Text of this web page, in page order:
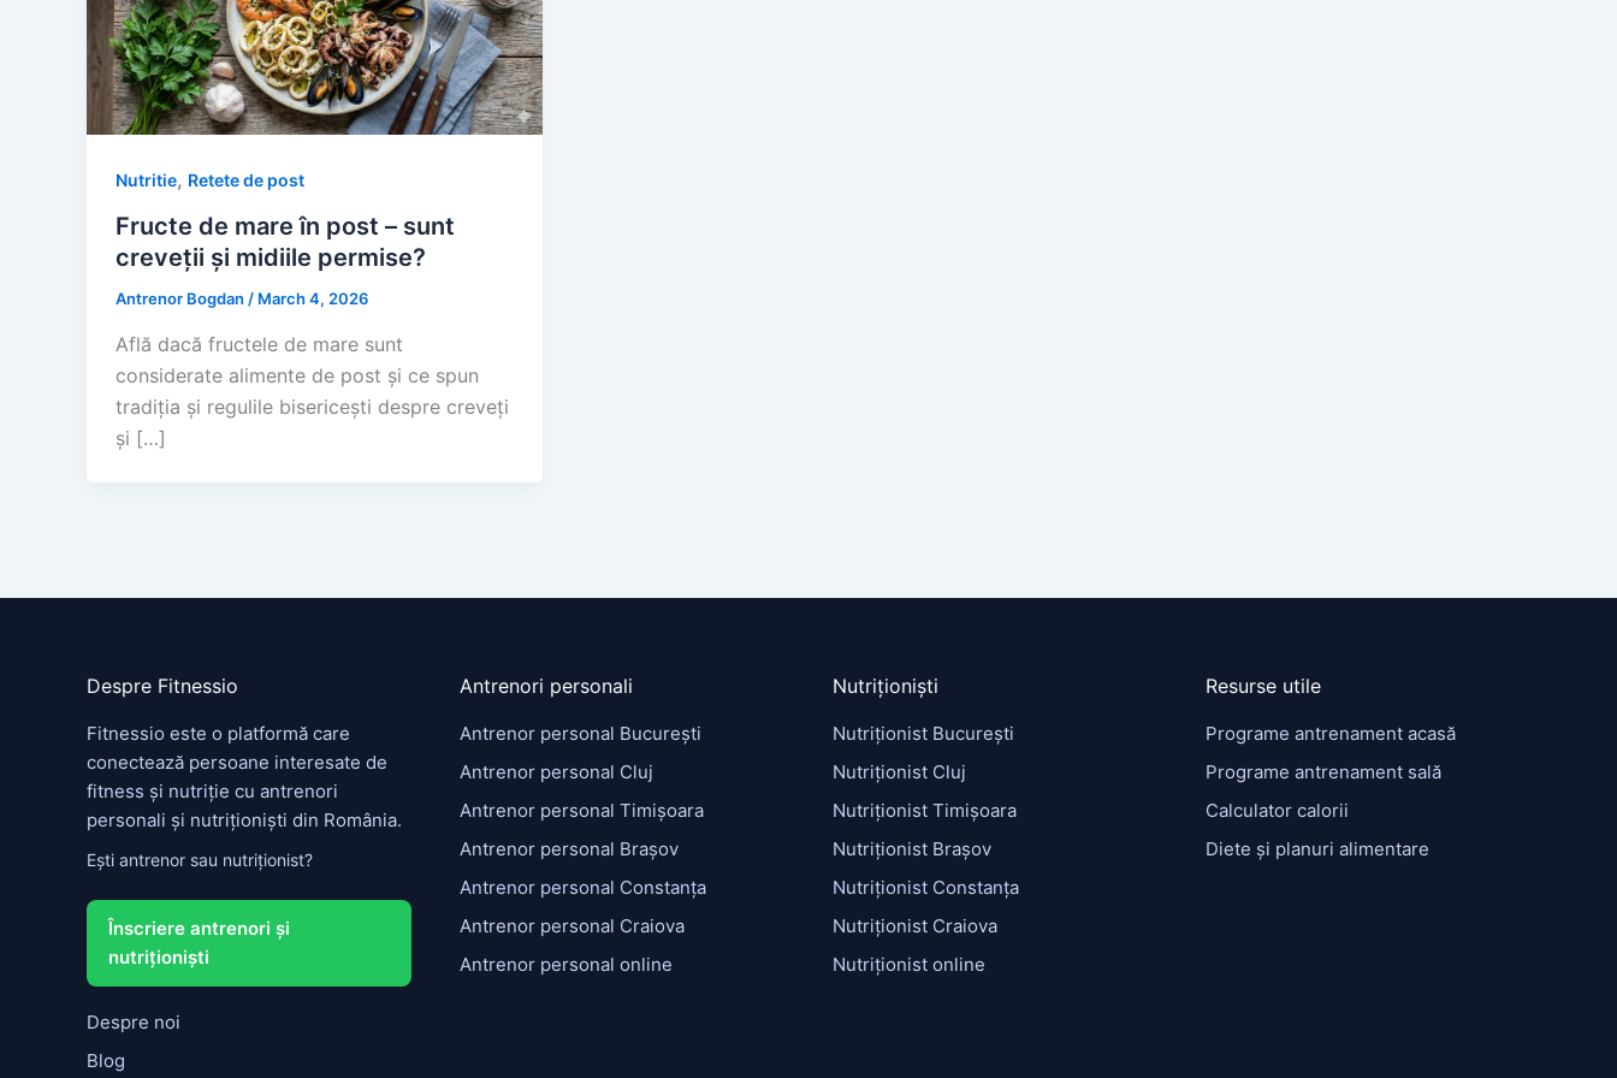
Nutritie, Retete de post
Fructe de mare în post – sunt
creveții și midiile permise?
Antrenor Bogdan / March 4, 2026
Află dacă fructele de mare sunt
considerate alimente de post și ce spun
tradiția și regulile bisericești despre creveți
și […]
Despre Fitnessio
Fitnessio este o platformă care
conectează persoane interesate de
fitness și nutriție cu antrenori
personali și nutriționiști din România.
Ești antrenor sau nutriționist?
Înscriere antrenori și
nutriționiști
Despre noi
Blog
Antrenori personali
Antrenor personal București
Antrenor personal Cluj
Antrenor personal Timișoara
Antrenor personal Brașov
Antrenor personal Constanța
Antrenor personal Craiova
Antrenor personal online
Nutriționiști
Nutriționist București
Nutriționist Cluj
Nutriționist Timișoara
Nutriționist Brașov
Nutriționist Constanța
Nutriționist Craiova
Nutriționist online
Resurse utile
Programe antrenament acasă
Programe antrenament sală
Calculator calorii
Diete și planuri alimentare